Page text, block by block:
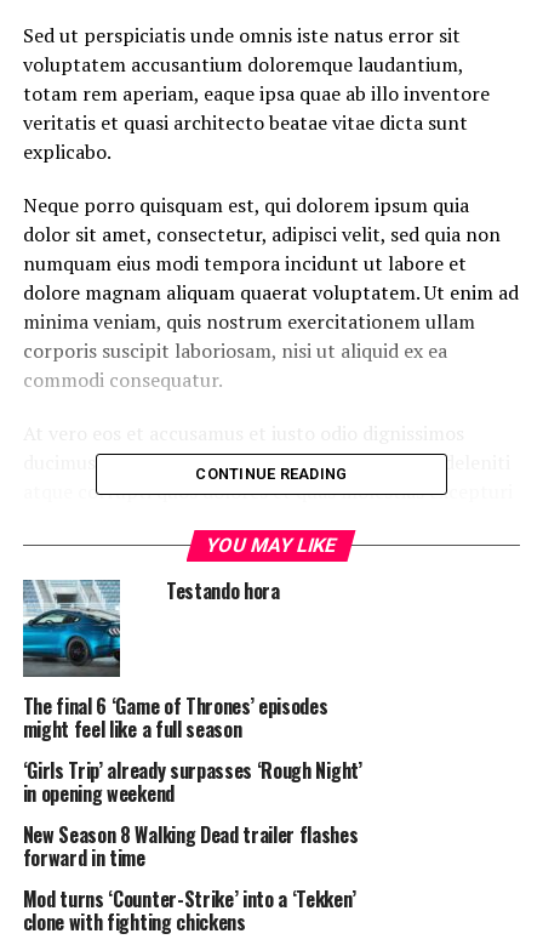
Sed ut perspiciatis unde omnis iste natus error sit
voluptatem accusantium doloremque laudantium,
totam rem aperiam, eaque ipsa quae ab illo inventore
veritatis et quasi architecto beatae vitae dicta sunt
explicabo.
Neque porro quisquam est, qui dolorem ipsum quia
dolor sit amet, consectetur, adipisci velit, sed quia non
numquam eius modi tempora incidunt ut labore et
dolore magnam aliquam quaerat voluptatem. Ut enim ad
minima veniam, quis nostrum exercitationem ullam
corporis suscipit laboriosam, nisi ut aliquid ex ea
commodi consequatur.
ducimus qui blanditiis praesentium voluptatum deleniti
atque corrupti quos dolores et quas molestias excepturi
in culpa qui officia deserunt mollitia animi, id est
laborum et dolorum fuga.
“Duis aute irure dolor in
reprehenderit in voluptate
velit esse cillum dolore eu
fugiat”
Quis autem vel eum iure reprehenderit qui in ea
voluptate velit esse quam nihil molestiae consequatur,
vel illum qui dolorem eum fugiat quo voluptas nulla
pariatur.
CONTINUE READING
YOU MAY LIKE
Testando hora
The final 6 ‘Game of Thrones’ episodes
might feel like a full season
‘Girls Trip’ already surpasses ‘Rough Night’
in opening weekend
New Season 8 Walking Dead trailer flashes
forward in time
Mod turns ‘Counter-Strike’ into a ‘Tekken’
clone with fighting chickens